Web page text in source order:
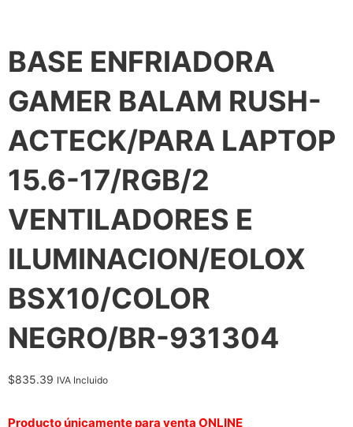
BASE ENFRIADORA
GAMER BALAM RUSH-
ACTECK/PARA LAPTOP
15.6-17/RGB/2
VENTILADORES E
ILUMINACION/EOLOX
BSX10/COLOR
NEGRO/BR-931304
$835.39 IVA Incluido
Producto únicamente para venta ONLINE